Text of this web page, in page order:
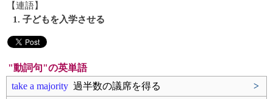
【連語】
1. 子どもを入学させる
"動詞句"の英単語
take a majority 過半数の議席を得る
>